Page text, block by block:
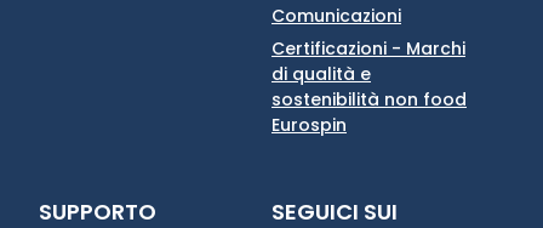
Comunicazioni
Certificazioni - Marchi
di qualità e
sostenibilità non food
Eurospin
SUPPORTO
SEGUICI SUI